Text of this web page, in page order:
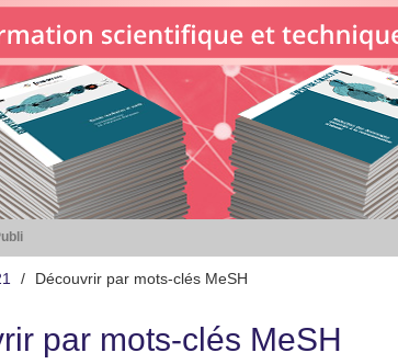
Découvrir par mots-clés MeSH
par mots-clés MeSH